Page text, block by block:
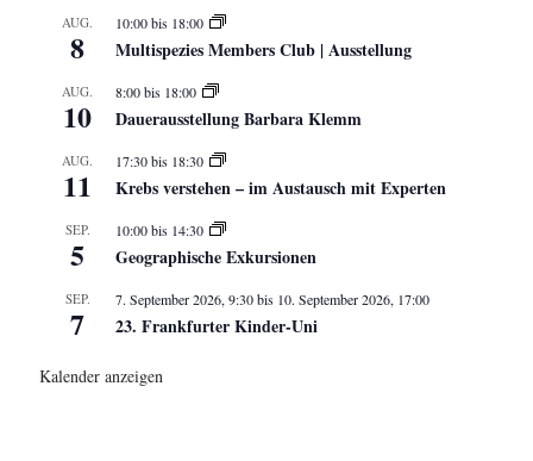
AUG.
8
10:00bis 18:00
Multispezies Members Club | Ausstellung
AUG.
10
8:00bis 18:00
Dauerausstellung Barbara Klemm
AUG.
11
17:30bis 18:30
Krebs verstehen – im Austausch mit Experten
SEP.
5
10:00bis 14:30
Geographische Exkursionen
SEP.
7
7. September 2026, 9:30bis 10. September 2026, 17:00
23. Frankfurter Kinder-Uni
Kalender anzeigen